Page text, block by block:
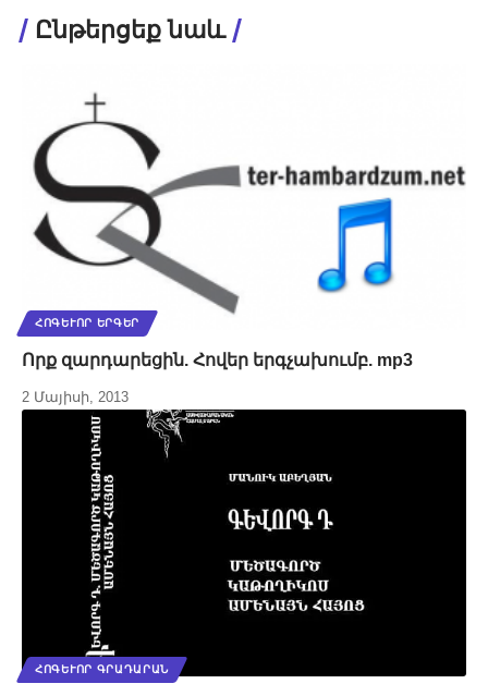
Ընթերցեք նաև
ՀՈԳԵՒՈՐ ԵՐԳԵՐ
Որք զարդարեցին. Հովեր երգչախումբ. mp3
2 Մայիսի, 2013
ՀՈԳԵՒՈՐ ԳՐԱԴԱՐԱՆ